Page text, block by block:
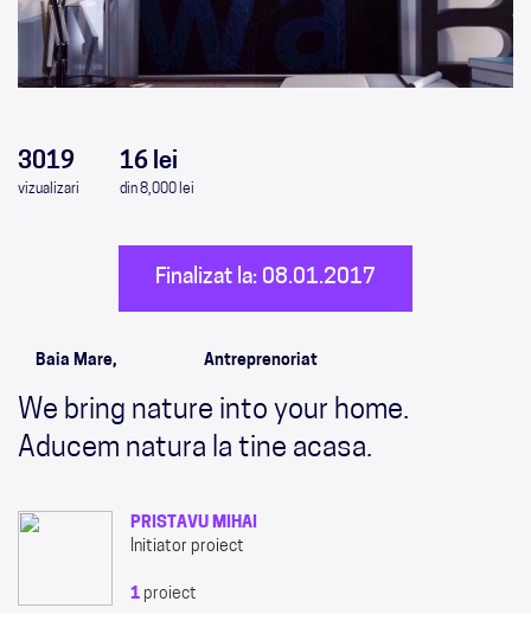
3019
vizualizari
16 lei
din 8,000 lei
Finalizat la: 08.01.2017
Baia Mare, Antreprenoriat
We bring nature into your home.
Aducem natura la tine acasa.
PRISTAVU MIHAI
Initiator proiect
1 proiect